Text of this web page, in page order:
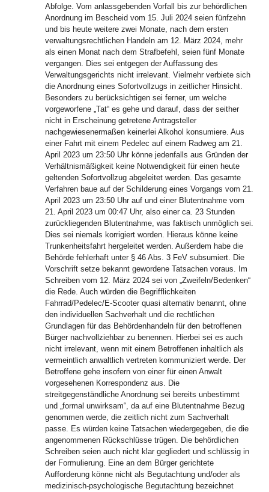
Abfolge. Vom anlassgebenden Vorfall bis zur behördlichen
Anordnung im Bescheid vom 15. Juli 2024 seien fünfzehn
und bis heute weitere zwei Monate, nach dem ersten
verwaltungsrechtlichen Handeln am 12. März 2024, mehr
als einen Monat nach dem Strafbefehl, seien fünf Monate
vergangen. Dies sei entgegen der Auffassung des
Verwaltungsgerichts nicht irrelevant. Vielmehr verbiete sich
die Anordnung eines Sofortvollzugs in zeitlicher Hinsicht.
Besonders zu berücksichtigen sei ferner, um welche
vorgeworfene „Tat“ es gehe und darauf, dass der seither
nicht in Erscheinung getretene Antragsteller
nachgewiesenermaßen keinerlei Alkohol konsumiere. Aus
einer Fahrt mit einem Pedelec auf einem Radweg am 21.
April 2023 um 23:50 Uhr könne jedenfalls aus Gründen der
Verhältnismäßigkeit keine Notwendigkeit für einen heute
geltenden Sofortvollzug abgeleitet werden. Das gesamte
Verfahren baue auf der Schilderung eines Vorgangs vom 21.
April 2023 um 23:50 Uhr auf und einer Blutentnahme vom
21. April 2023 um 00:47 Uhr, also einer ca. 23 Stunden
zurückliegenden Blutentnahme, was faktisch unmöglich sei.
Dies sei niemals korrigiert worden. Hieraus könne keine
Trunkenheitsfahrt hergeleitet werden. Außerdem habe die
Behörde fehlerhaft unter § 46 Abs. 3 FeV subsumiert. Die
Vorschrift setze bekannt gewordene Tatsachen voraus. Im
Schreiben vom 12. März 2024 sei von „Zweifeln/Bedenken“
die Rede. Auch würden die Begrifflichkeiten
Fahrrad/Pedelec/E-Scooter quasi alternativ benannt, ohne
den individuellen Sachverhalt und die rechtlichen
Grundlagen für das Behördenhandeln für den betroffenen
Bürger nachvollziehbar zu benennen. Hierbei sei es auch
nicht irrelevant, wenn mit einem Betroffenen inhaltlich als
vermeintlich anwaltlich vertreten kommuniziert werde. Der
Betroffene gehe insofern von einer für einen Anwalt
vorgesehenen Korrespondenz aus. Die
streitgegenständliche Anordnung sei bereits unbestimmt
und „formal unwirksam“, da auf eine Blutentnahme Bezug
genommen werde, die zeitlich nicht zum Sachverhalt
passe. Es würden keine Tatsachen wiedergegeben, die die
angenommenen Rückschlüsse trügen. Die behördlichen
Schreiben seien auch nicht klar gegliedert und schlüssig in
der Formulierung. Eine an dem Bürger gerichtete
Aufforderung könne nicht als Begutachtung und/oder als
medizinisch-psychologische Begutachtung bezeichnet